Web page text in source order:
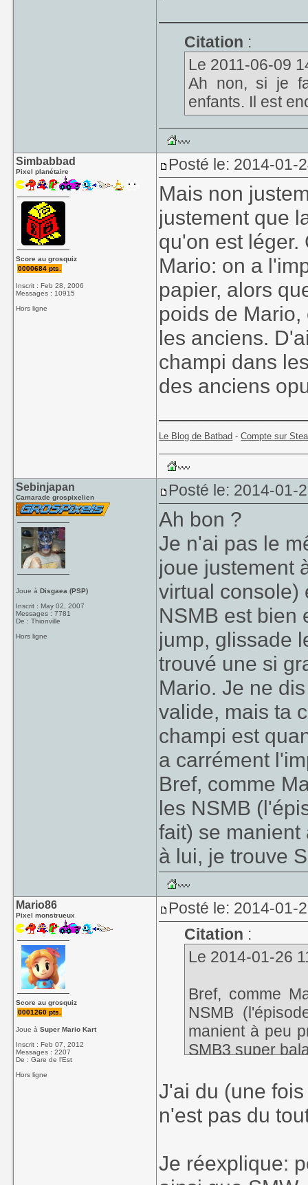
Citation :
Le 2011-06-09
Ah non, si je
enfants. Il est
Simbabbad
Pixel planétaire
Score au grosquiz
0000684 pts.
Inscrit : Feb 28, 2006
Messages : 10915
Hors ligne
Posté le: 2014-01-
Mais non
justement que
qu'on est léger.
Mario: on a
papier, alors
poids de
les anciens.
champi dans
des anciens
Le Blog de Batbad -Compte sur
Sebinjapan
Camarade grospixelien
Joue àDisgaea (PSP)
Inscrit : May 02, 2007
Messages : 7781
De : Thionville
Hors ligne
Posté le: 2014-01-
Ah bon ?
Je n'ai pas le
joue justement
virtual console)
NSMB est bien
jump, glissade
trouvé une si
Mario. Je ne
valide, mais ta
champi est
a carrément
Bref, comme
les NSMB
fait) se
à lui, je trouve
Mario86
Pixel monstrueux
Score au grosquiz
0001260 pts.
Joue àSuper Mario Kart
Inscrit : Feb 07, 2012
Messages : 2207
De : Gare de l'Est
Hors ligne
Posté le: 2014-01-
Citation :
Le 2014-01-26
Bref, comme
NSMB
manient à peu
SMB3 super
J'ai du (une
n'est pas du
Je réexplique: